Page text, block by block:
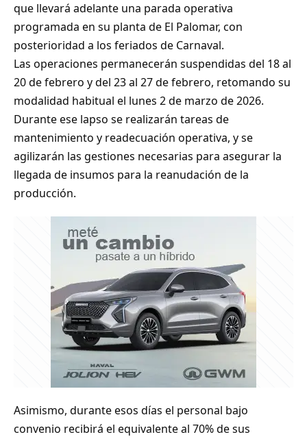
que llevará adelante una parada operativa
programada en su planta de El Palomar, con
posterioridad a los feriados de Carnaval.
Las operaciones permanecerán suspendidas del 18 al
20 de febrero y del 23 al 27 de febrero, retomando su
modalidad habitual el lunes 2 de marzo de 2026.
Durante ese lapso se realizarán tareas de
mantenimiento y readecuación operativa, y se
agilizarán las gestiones necesarias para asegurar la
llegada de insumos para la reanudación de la
producción.
Asimismo, durante esos días el personal bajo
convenio recibirá el equivalente al 70% de sus